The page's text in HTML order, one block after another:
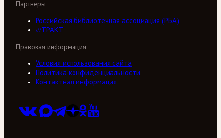
Партнеры
Российская библиотечная ассоциация (РБА)
///ТРАКТ
Правовая информация
Условия использования сайта
Политика конфиденциальности
Контактная информация